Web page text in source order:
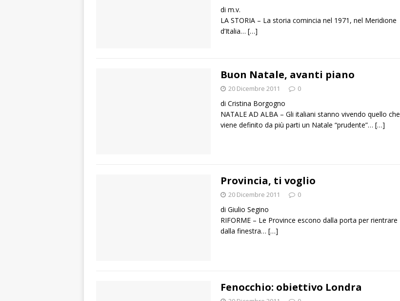
di m.v.
LA STORIA – La storia comincia nel 1971, nel Meridione
d’Italia… […]
Buon Natale, avanti piano
20 Dicembre 2011 0
di Cristina Borgogno
NATALE AD ALBA – Gli italiani stanno vivendo quello che
viene definito da più parti un Natale “prudente”… […]
Provincia, ti voglio
20 Dicembre 2011 0
di Giulio Segino
RIFORME – Le Province escono dalla porta per rientrare
dalla finestra… […]
Fenocchio: obiettivo Londra